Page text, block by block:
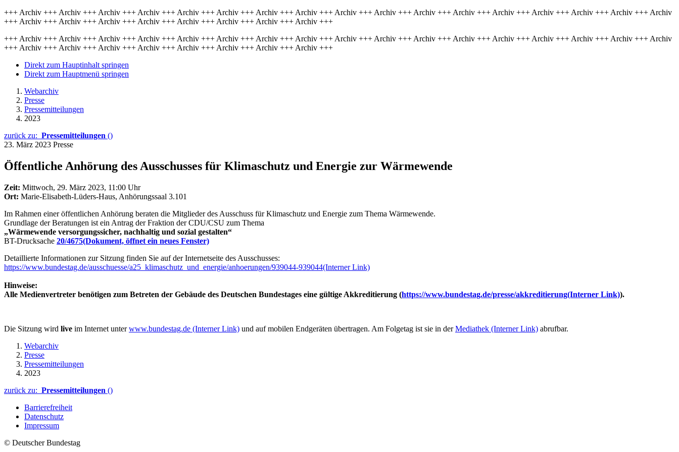
+++ Archiv +++ Archiv +++ Archiv +++ Archiv +++ Archiv +++ Archiv +++ Archiv +++ Archiv +++ Archiv +++ Archiv +++ Archiv +++ Archiv +++ Archiv +++ Archiv +++ Archiv +++ Archiv +++ Archiv
+++ Archiv +++ Archiv +++ Archiv +++ Archiv +++ Archiv +++ Archiv +++ Archiv +++ Archiv +++
+++ Archiv +++ Archiv +++ Archiv +++ Archiv +++ Archiv +++ Archiv +++ Archiv +++ Archiv +++ Archiv +++ Archiv +++ Archiv +++ Archiv +++ Archiv +++ Archiv +++ Archiv +++ Archiv +++ Archiv
+++ Archiv +++ Archiv +++ Archiv +++ Archiv +++ Archiv +++ Archiv +++ Archiv +++ Archiv +++
Direkt zum Hauptinhalt springen
Direkt zum Hauptmenü springen
Webarchiv
Presse
Pressemitteilungen
2023
zurück zu: Pressemitteilungen ()
23. März 2023 Presse
Öffentliche Anhörung des Ausschusses für Klimaschutz und Energie zur Wärmewende
Zeit: Mittwoch, 29. März 2023, 11:00 Uhr
Ort: Marie-Elisabeth-Lüders-Haus, Anhörungssaal 3.101
Im Rahmen einer öffentlichen Anhörung beraten die Mitglieder des Ausschuss für Klimaschutz und Energie zum Thema Wärmewende.
Grundlage der Beratungen ist ein Antrag der Fraktion der CDU/CSU zum Thema
„Wärmewende versorgungssicher, nachhaltig und sozial gestalten“
BT-Drucksache 20/4675(Dokument, öffnet ein neues Fenster)
Detaillierte Informationen zur Sitzung finden Sie auf der Internetseite des Ausschusses:
https://www.bundestag.de/ausschuesse/a25_klimaschutz_und_energie/anhoerungen/939044-939044(Interner Link)
Hinweise:
Alle Medienvertreter benötigen zum Betreten der Gebäude des Deutschen Bundestages eine gültige Akkreditierung (https://www.bundestag.de/presse/akkreditierung(Interner Link)).
Die Sitzung wird live im Internet unterwww.bundestag.de (Interner Link) und auf mobilen Endgeräten übertragen. Am Folgetag ist sie in derMediathek (Interner Link) abrufbar.
Webarchiv
Presse
Pressemitteilungen
2023
zurück zu: Pressemitteilungen ()
Barrierefreiheit
Datenschutz
Impressum
© Deutscher Bundestag